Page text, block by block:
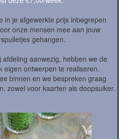
in je afgewerkte prijs inbegrepen
onze mensen mee aan jouw
gehangen.
aanwezig, hebben we de
eigen ontwerpen te realiseren.
binnen en we bespreken graag
zowel voor kaarten als doopsuiker.